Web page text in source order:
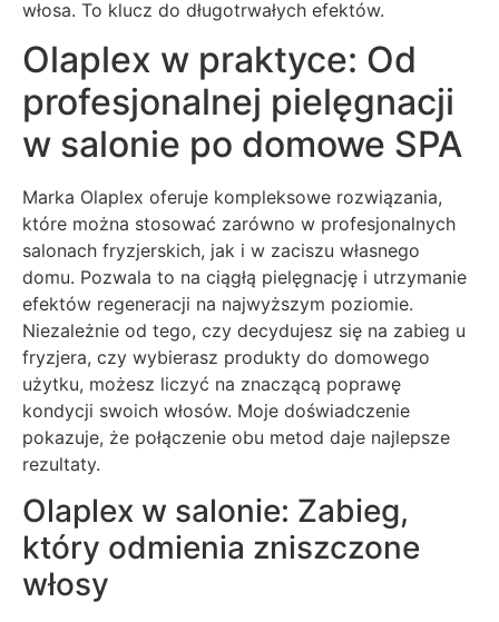
włosa. To klucz do długotrwałych efektów.
Olaplex w praktyce: Od
profesjonalnej pielęgnacji
w salonie po domowe SPA
Marka Olaplex oferuje kompleksowe rozwiązania,
które można stosować zarówno w profesjonalnych
salonach fryzjerskich, jak i w zaciszu własnego
domu. Pozwala to na ciągłą pielęgnację i utrzymanie
efektów regeneracji na najwyższym poziomie.
Niezależnie od tego, czy decydujesz się na zabieg u
fryzjera, czy wybierasz produkty do domowego
użytku, możesz liczyć na znaczącą poprawę
kondycji swoich włosów. Moje doświadczenie
pokazuje, że połączenie obu metod daje najlepsze
rezultaty.
Olaplex w salonie: Zabieg,
który odmienia zniszczone
włosy